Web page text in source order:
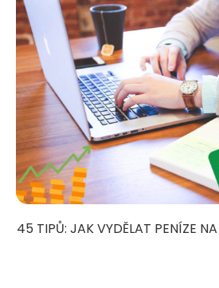
45 TIPŮ: JAK VYDĚLAT PENÍZE